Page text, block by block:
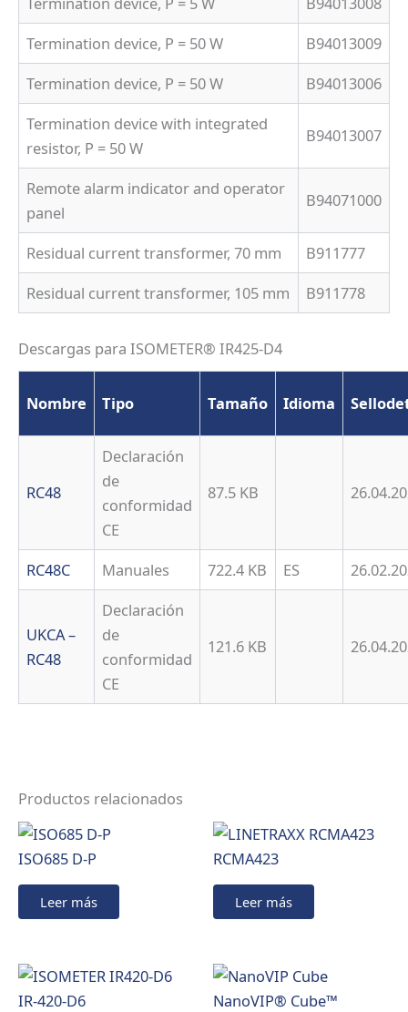
Termination device, P = 50 W
B94013009
Termination device, P = 50 W
B94013006
Termination device with integrated
resistor, P = 50 W
B94013007
Remote alarm indicator and operator
panel
B94071000
Residual current transformer, 70 mm
B911777
Residual current transformer, 105 mm
B911778
Descargas para ISOMETER® IR425-D4
Nombre Tipo Tamaño Idioma
RC48
Declaración
de
conformidad
CE
87.5 KB
RC48C Manuales 722.4 KB ES
UKCA –
RC48
Declaración
de
conformidad
CE
121.6 KB
Productos relacionados
ISO685 D-P
Leer más
RCMA423
Leer más
IR-420-D6 NanoVIP® Cube™